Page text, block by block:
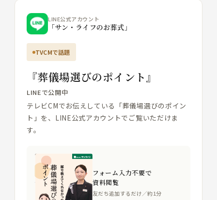
LINE公式アカウント
「サン・ライフのお葬式」
TVCMで話題
『葬儀場選びのポイント』
LINEで公開中
テレビCMでお伝えしている「葬儀場選びのポイン
ト」を、LINE公式アカウントでご覧いただけま
す。
フォーム入力不要で
資料閲覧
友だち追加するだけ／約1分